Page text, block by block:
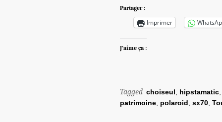
Partager :
Imprimer
J’aime ça :
Tagged choiseul hipstamatic
patrimoine polaroid sx70